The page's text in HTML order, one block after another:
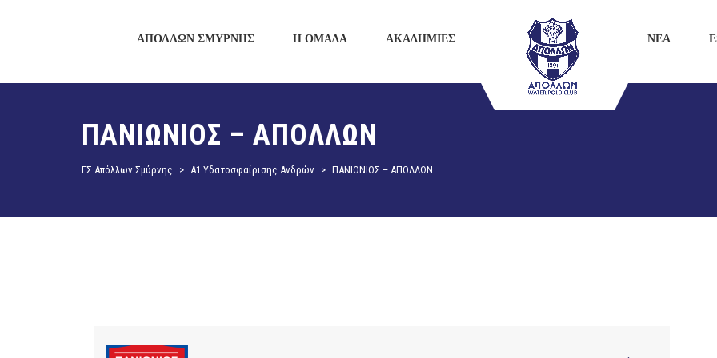
ΑΠΟΛΛΩΝ ΣΜΥΡΝΗΣ Η ΟΜΑΔΑ ΑΚΑΔΗΜΙΕΣ ΝΕΑ
ΠΑΝΙΩΝΙΟΣ – ΑΠΟΛΛΩΝ
ΓΣ Απόλλων Σμύρνης > Α1 Υδατοσφαίρισης Ανδρών > ΠΑΝΙΩΝΙΟΣ – ΑΠΟΛΛΩΝ